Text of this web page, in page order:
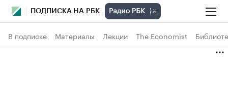
ПОДПИСКА НА РБК
В подписке Материалы Лекции The Economist